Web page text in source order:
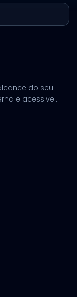
do seu
e acessivel.